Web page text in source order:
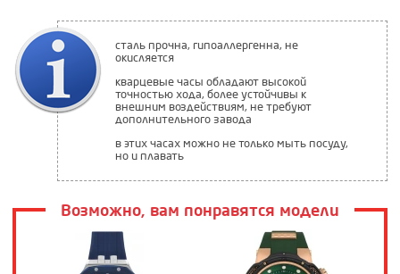
сталь прочна, гипоаллергенна, не
окисляется
кварцевые часы обладают высокой
точностью хода, более устойчивы к
внешним воздействиям, не требуют
дополнительного завода
в этих часах можно не только мыть посуду,
но и плавать
Возможно, вам понравятся модели